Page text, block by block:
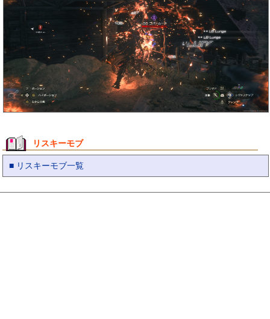
リスキーモブ
■ リスキーモブ一覧